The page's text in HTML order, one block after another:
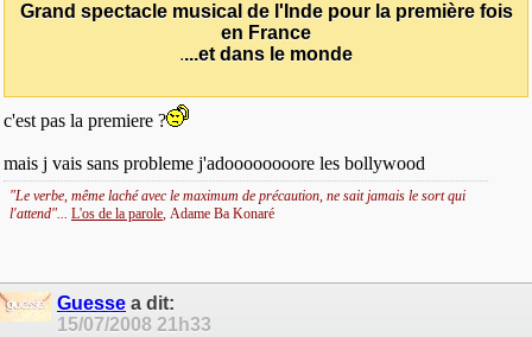
Grand spectaclemusical de l'Inde pour la première fois
en France
....et dans le monde
c'est pas la premiere ?
mais j vais sans probleme j'adoooooooore les bollywood
"Le verbe, même laché avec le maximum de précaution, ne sait jamais le sort qui
l'attend"... L'os de la parole, Adame Ba Konaré
Guesse a dit:
15/07/2008 21h33